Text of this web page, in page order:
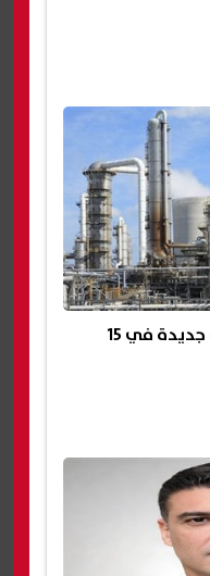
طرح 400 قطعة أرض صناعية جديدة في 15